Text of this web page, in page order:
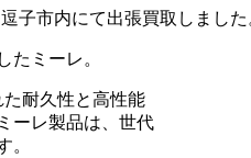
子市内にて出張買取しました
たミーレ。
耐久性と高性能
ーレ製品は、世代
。